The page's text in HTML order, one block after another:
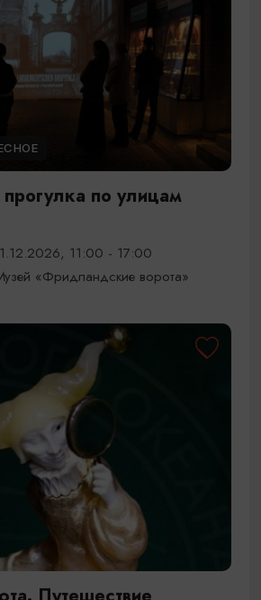
по улицам
11:00 - 17:00
«Фридландские ворота»